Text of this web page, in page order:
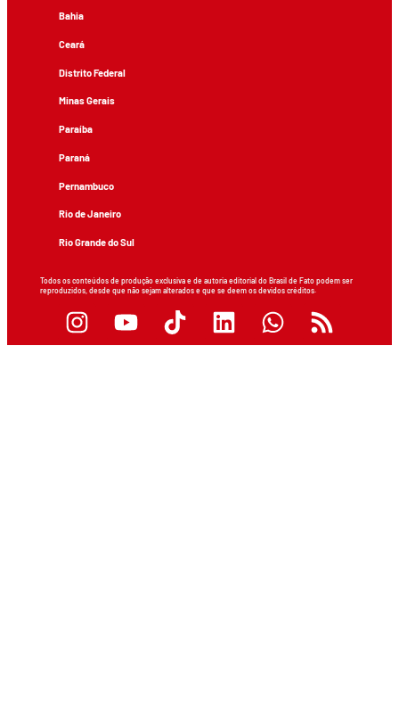
Bahia
Ceará
Distrito Federal
Minas Gerais
Paraíba
Paraná
Pernambuco
Rio de Janeiro
Rio Grande do Sul
Todos os conteúdos de produção exclusiva e de autoria editorial do Brasil de Fato podem ser
reproduzidos, desde que não sejam alterados e que se deem os devidos créditos.